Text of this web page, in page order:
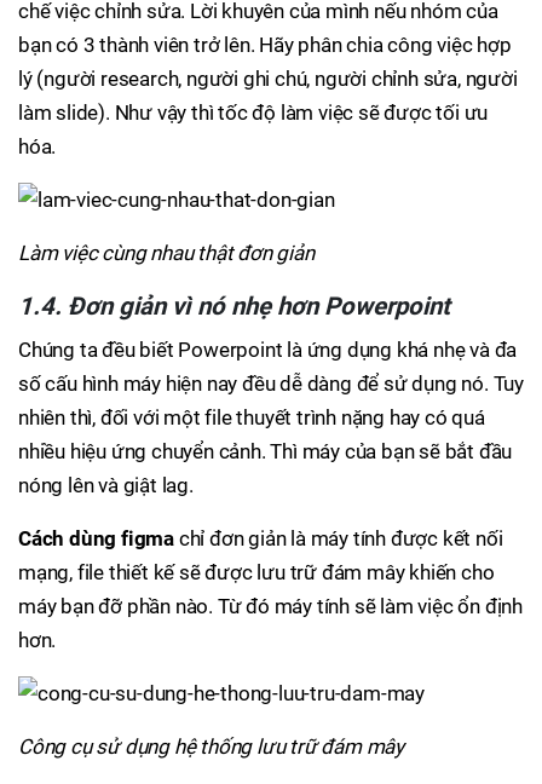
chế việc chỉnh sửa. Lời khuyên của mình nếu nhóm của
bạn có 3 thành viên trở lên. Hãy phân chia công việc hợp
lý (người research, người ghi chú, người chỉnh sửa, người
làm slide). Như vậy thì tốc độ làm việc sẽ được tối ưu
hóa.
Làm việc cùng nhau thật đơn giản
1.4. Đơn giản vì nó nhẹ hơn Powerpoint
Chúng ta đều biết Powerpoint là ứng dụng khá nhẹ và đa
số cấu hình máy hiện nay đều dễ dàng để sử dụng nó. Tuy
nhiên thì, đối với một file thuyết trình nặng hay có quá
nhiều hiệu ứng chuyển cảnh. Thì máy của bạn sẽ bắt đầu
nóng lên và giật lag.
Cách dùng figma chỉ đơn giản là máy tính được kết nối
mạng, file thiết kế sẽ được lưu trữ đám mây khiến cho
máy bạn đỡ phần nào. Từ đó máy tính sẽ làm việc ổn định
hơn.
Công cụ sử dụng hệ thống lưu trữ đám mây